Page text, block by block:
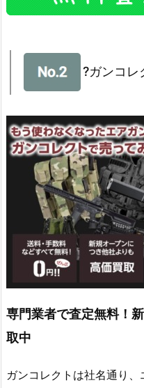
?ガンコレ
専門業者で査定無料！
取中
ガンコレクトは社名通り